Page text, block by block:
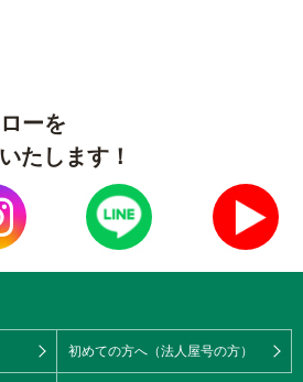
ーを
たします！
初めての方へ（法人屋号の方）